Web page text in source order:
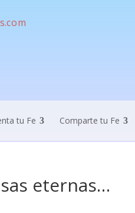
tu Fe Comparte tu Fe
eternas…